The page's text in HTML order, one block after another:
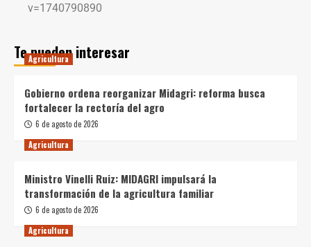
v=1740790890
Te pueden interesar
Agricultura
Gobierno ordena reorganizar Midagri: reforma busca
fortalecer la rectoría del agro
6 de agosto de 2026
Agricultura
Ministro Vinelli Ruiz: MIDAGRI impulsará la
transformación de la agricultura familiar
6 de agosto de 2026
Agricultura